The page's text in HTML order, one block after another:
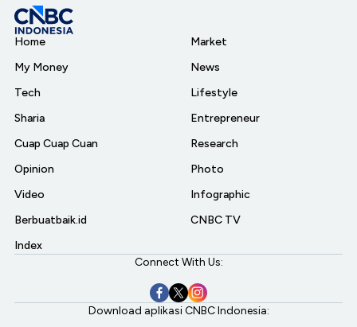
Home
My Money
Tech
Sharia
Cuap Cuap Cuan
Opinion
Video
Berbuatbaik.id
Index
Market
News
Lifestyle
Entrepreneur
Research
Photo
Infographic
CNBC TV
Connect With Us:
Download aplikasi CNBC Indonesia: